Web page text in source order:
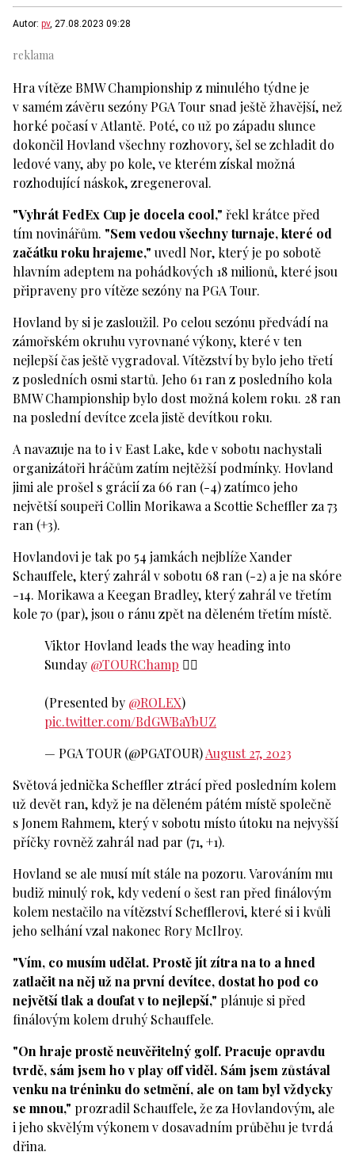
Autor: pv, 27.08.2023 09:28
Hra vítěze BMW Championship z minulého týdne je
v samém závěru sezóny PGA Tour snad ještě žhavější, než
horké počasí v Atlantě. Poté, co už po západu slunce
dokončil Hovland všechny rozhovory, šel se zchladit do
ledové vany, aby po kole, ve kterém získal možná
rozhodující náskok, zregeneroval.
"Vyhrát FedEx Cup je docela cool," řekl krátce před
tím novinářům. "Sem vedou všechny turnaje, které od
začátku roku hrajeme," uvedl Nor, který je po sobotě
hlavním adeptem na pohádkových 18 milionů, které jsou
připraveny pro vítěze sezóny na PGA Tour.
Hovland by si je zasloužil. Po celou sezónu předvádí na
zámořském okruhu vyrovnané výkony, které v ten
nejlepší čas ještě vygradoval. Vítězství by bylo jeho třetí
z posledních osmi startů. Jeho 61 ran z posledního kola
BMW Championship bylo dost možná kolem roku. 28 ran
na poslední devítce zcela jistě devítkou roku.
A navazuje na to i v East Lake, kde v sobotu nachystali
organizátoři hráčům zatím nejtěžší podmínky. Hovland
jimi ale prošel s grácií za 66 ran (-4) zatímco jeho
největší soupeři Collin Morikawa a Scottie Scheffler za 73
ran (+3).
Hovlandovi je tak po 54 jamkách nejblíže Xander
Schauffele, který zahrál v sobotu 68 ran (-2) a je na skóre
-14. Morikawa a Keegan Bradley, který zahrál ve třetím
kole 70 (par), jsou o ránu zpět na děleném třetím místě.
Viktor Hovland leads the way heading into
Sunday @TOURChamp 🏌️‍♂️
(Presented by @ROLEX)
pic.twitter.com/BdGWBaYbUZ
— PGA TOUR (@PGATOUR)August 27, 2023
Světová jednička Scheffler ztrácí před posledním kolem
už devět ran, když je na děleném pátém místě společně
s Jonem Rahmem, který v sobotu místo útoku na nejvyšší
příčky rovněž zahrál nad par (71, +1).
Hovland se ale musí mít stále na pozoru. Varováním mu
budiž minulý rok, kdy vedení o šest ran před finálovým
kolem nestačilo na vítězství Schefflerovi, které si i kvůli
jeho selhání vzal nakonec Rory McIlroy.
"Vím, co musím udělat. Prostě jít zítra na to a hned
zatlačit na něj už na první devítce, dostat ho pod co
největší tlak a doufat v to nejlepší," plánuje si před
finálovým kolem druhý Schauffele.
"On hraje prostě neuvěřitelný golf. Pracuje opravdu
tvrdě, sám jsem ho v play off viděl. Sám jsem zůstával
venku na tréninku do setmění, ale on tam byl vždycky
se mnou," prozradil Schauffele, že za Hovlandovým, ale
i jeho skvělým výkonem v dosavadním průběhu je tvrdá
dřina.